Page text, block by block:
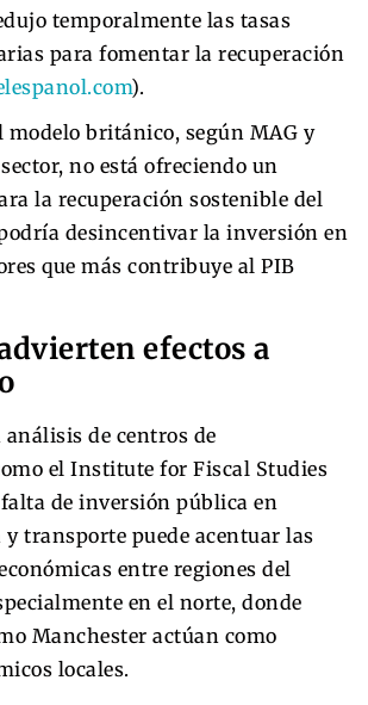
temporalmente las tasas
para fomentar la recuperación
).
modelo británico, según MAG y
no está ofreciendo un
la recuperación sostenible del
desincentivar la inversión en
que más contribuye al PIB
efectos a
análisis de centros de
el Institute for Fiscal Studies
de inversión pública en
transporte puede acentuar las
entre regiones del
en el norte, donde
Manchester actúan como
locales.